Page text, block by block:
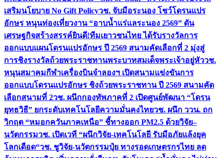
เสริมนโยบาย No Gift Policyวช. จับมือระนอง โชว์โดรนแปร
อักษร หนุนท่องเที่ยวงาน “อาบน้ำแร่แลระนอง 2569” ดัน
เศรษฐกิจสร้างสรรค์ยินดี!ทีมเยาวชนไทย ได้รับรางวัลการ
ออกแบบแผนโดรนแปรอักษร ปี 2569 สนามคัดเลือกที่ 2 มุ่งสู่
การชิงรางวัลถ้วยพระราชทานพระบาทสมเด็จพระเจ้าอยู่หัววช.
หนุนสมาคมกีฬาเครื่องบินจำลองฯ เปิดสนามแข่งขันการ
ออกแบบโดรนแปรอักษร ชิงถ้วยพระราชทาน ปี 2569 สนามคัด
เลือกสนามที่ 2วช. ผนึกกองทัพภาคที่ 2 เปิดศูนย์พัฒนา “โดรน
ยุทธวิธี” ยกระดับเทคโนโลยีความมั่นคงไทยวช. ผนึก ววน. ถก
วิกฤต “หมอกควันภาคเหนือ” ชี้ทางออก PM2.5 ด้วยวิจัย–
นวัตกรรมวช. เปิดเวที “ผนึกวิจัย-เทคโนโลยี รับมือภัยแล้งยุค
โลกเดือด“วช. ชูวิจัย-นวัตกรรมปุ๋ย ทางรอดเกษตรกรไทย ลด